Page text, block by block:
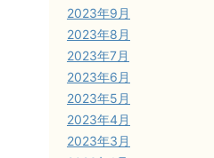
2023年9月
2023年8月
2023年7月
2023年6月
2023年5月
2023年4月
2023年3月